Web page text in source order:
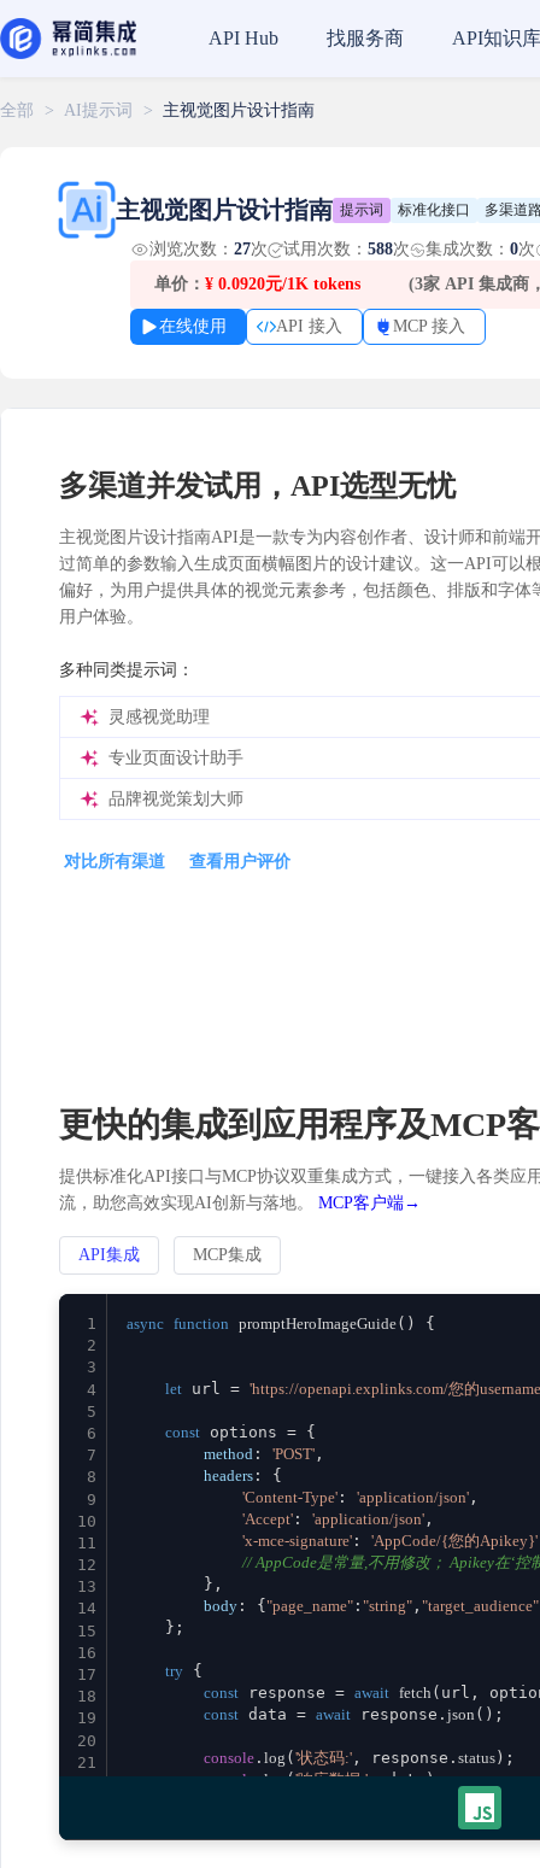
全部 > AI提示词 > 主视觉图片设计指南
主视觉图片设计指南 提示词 标准化接口 多渠道
浏览次数： 27次 试用次数： 588次 集成次数： 0次
单价： ¥ 0.0920元/1K tokens (3家 API 集成商
在线使用 API 接入 MCP 接入
多渠道并发试用，API选型无忧
主视觉图片设计指南API是一款专为内容创作者、设计师和前端
过简单的参数输入生成页面横幅图片的设计建议。这一API可以
偏好，为用户提供具体的视觉元素参考，包括颜色、排版和字体
用户体验。
多种同类提示词：
灵感视觉助理
专业页面设计助手
品牌视觉策划大师
对比所有渠道 查看用户评价
更快的集成到应用程序及MCP
提供标准化API接口与MCP协议双重集成方式，一键接入各类
流，助您高效实现AI创新与落地。 MCP客户端→
API集成 MCP集成
1
2
3
4
5
6
7
8
9
10
11
12
13
14
15
16
17
18
19
20
21
async function promptHeroImageGuide( ) {
let url = 'https://openapi.explinks.com/您的
const options = {
method : 'POST' ,
headers : {
'Content-Type' : 'application/json' ,
'Accept' : 'application/json' ,
'x-mce-signature' : 'AppCode/{您的Apikey}'
// AppCode是常量,不用修改； Apikey在‘控
        },
body : { "page_name" : "string" , "target_audience"
    };
try {
const response = await fetch (url,
const data = await response. json ();
console . log ( '状态码:' , response. status );
console
log ( '响应数据:' , data);
    }
catch (error) {
API Hub 找服务商 API知识库